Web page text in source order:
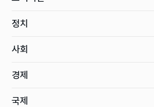
정치
사회
경제
국제